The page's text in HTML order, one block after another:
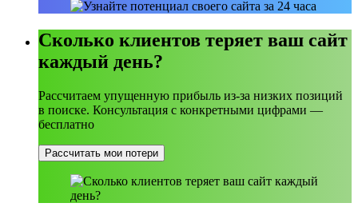
Сколько клиентов теряет ваш сайт
каждый день?
Рассчитаем упущенную прибыль из-за низких позиций
в поиске. Консультация с конкретными цифрами —
бесплатно
Рассчитать мои потери